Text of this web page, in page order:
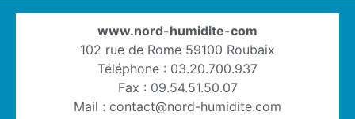
www.nord-humidite-com
102 rue de Rome 59100 Roubaix
Téléphone : 03.20.700.937
Fax : 09.54.51.50.07
Mail : contact@nord-humidite.com